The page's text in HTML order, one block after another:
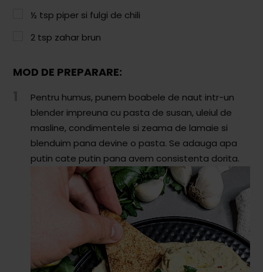
iCooking
Librărie
Adaugă o rețetă
Cum adăugăm o rețetă
Regulament de postare
½ tsp piper si fulgi de chili
2 tsp zahar brun
MOD DE PREPARARE:
Pentru humus, punem boabele de naut intr-un
blender impreuna cu pasta de susan, uleiul de
masline, condimentele si zeama de lamaie si
blenduim pana devine o pasta. Se adauga apa
putin cate putin pana avem consistenta dorita.